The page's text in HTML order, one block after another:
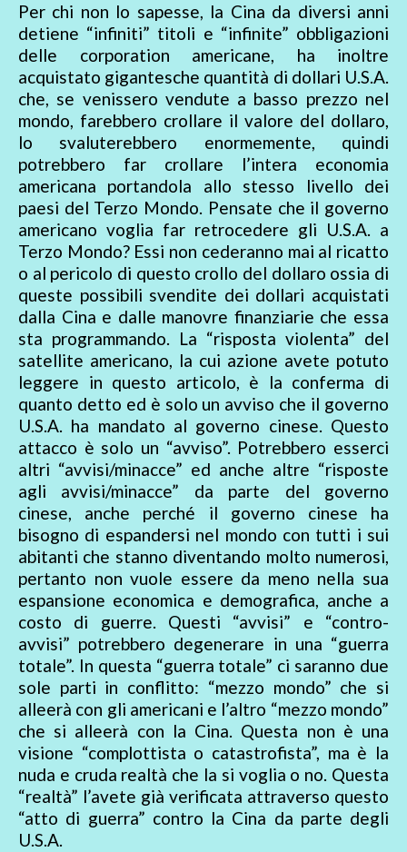
Per chi non lo sapesse, la Cina da diversi anni
detiene “infiniti” titoli e “infinite” obbligazioni
delle corporation americane, ha inoltre
acquistato gigantesche quantità di dollari U.S.A.
che, se venissero vendute a basso prezzo nel
mondo, farebbero crollare il valore del dollaro,
lo svaluterebbero enormemente, quindi
potrebbero far crollare l’intera economia
americana portandola allo stesso livello dei
paesi del Terzo Mondo. Pensate che il governo
americano voglia far retrocedere gli U.S.A. a
Terzo Mondo? Essi non cederanno mai al ricatto
o al pericolo di questo crollo del dollaro ossia di
queste possibili svendite dei dollari acquistati
dalla Cina e dalle manovre finanziarie che essa
sta programmando. La “risposta violenta” del
satellite americano, la cui azione avete potuto
leggere in questo articolo, è la conferma di
quanto detto ed è solo un avviso che il governo
U.S.A. ha mandato al governo cinese. Questo
attacco è solo un “avviso”. Potrebbero esserci
altri “avvisi/minacce” ed anche altre “risposte
agli avvisi/minacce” da parte del governo
cinese, anche perché il governo cinese ha
bisogno di espandersi nel mondo con tutti i sui
abitanti che stanno diventando molto numerosi,
pertanto non vuole essere da meno nella sua
espansione economica e demografica, anche a
costo di guerre. Questi “avvisi” e “contro-
avvisi” potrebbero degenerare in una “guerra
totale”. In questa “guerra totale” ci saranno due
sole parti in conflitto: “mezzo mondo” che si
alleerà con gli americani e l’altro “mezzo mondo”
che si alleerà con la Cina. Questa non è una
visione “complottista o catastrofista”, ma è la
nuda e cruda realtà che la si voglia o no. Questa
“realtà” l’avete già verificata attraverso questo
“atto di guerra” contro la Cina da parte degli
U.S.A.